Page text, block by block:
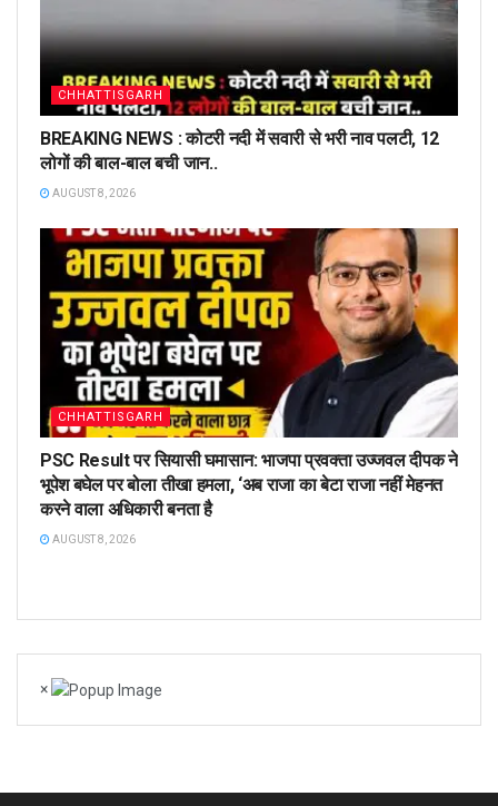
CHHATTISGARH
BREAKING NEWS : कोटरी नदी में सवारी से भरी नाव पलटी, 12
लोगों की बाल-बाल बची जान..
AUGUST 8, 2026
CHHATTISGARH
PSC Result पर सियासी घमासान: भाजपा प्रवक्ता उज्जवल दीपक ने
भूपेश बघेल पर बोला तीखा हमला, ‘अब राजा का बेटा राजा नहीं मेहनत
करने वाला अधिकारी बनता है
AUGUST 8, 2026
×